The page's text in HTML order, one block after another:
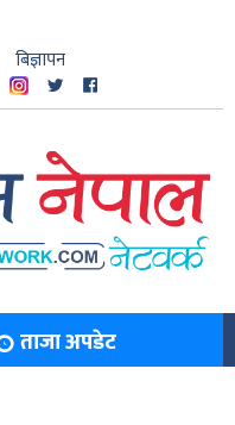
बिज्ञापन
ताजा अपडेट